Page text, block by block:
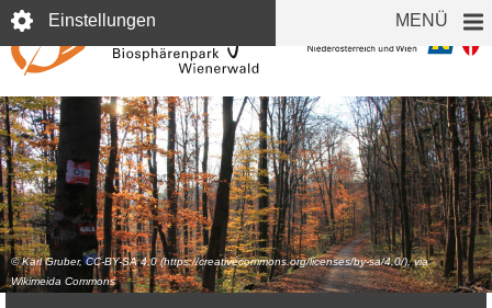
Direkt
zum
Inhalt
Einstellungen MENÜ
© Karl Gruber, CC-BY-SA 4.0 (https://creativecommons.org/licenses/by-sa/4.0/), via
Wikimeida Commons